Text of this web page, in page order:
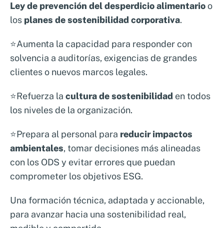
Ley de prevención del desperdicio alimentarioo
los planes de sostenibilidad corporativa.
⭐Aumenta la capacidad para responder con
solvencia a auditorías, exigencias de grandes
clientes o nuevos marcos legales.
⭐Refuerza la cultura de sostenibilidad en todos
los niveles de la organización.
⭐Prepara al personal para reducir impactos
ambientales, tomar decisiones más alineadas
con los ODS y evitar errores que puedan
comprometer los objetivos ESG.
Una formación técnica, adaptada y accionable,
para avanzar hacia una sostenibilidad real,